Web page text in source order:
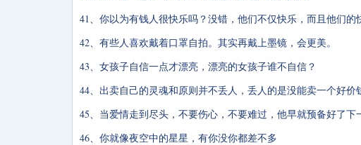
41、你以为有钱人很快乐吗？没错，他们不仅快乐，而且他们的
42、有些人喜欢戴着口罩自拍。其实再戴上墨镜，会更美。
43、女孩子自信一点才漂亮，漂亮的女孩子谁不自信？
44、出卖自己的灵魂和原则并不丢人，丢人的是没能卖一个好价
45、当爱情走到尽头，不要伤心，不要难过，他早就预备好了下
46、你就像夜空中的星星，有你没你都差不多